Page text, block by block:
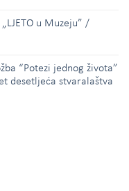
u Muzeju” /
“Potezi jednog života”
desetljeća stvaralaštva